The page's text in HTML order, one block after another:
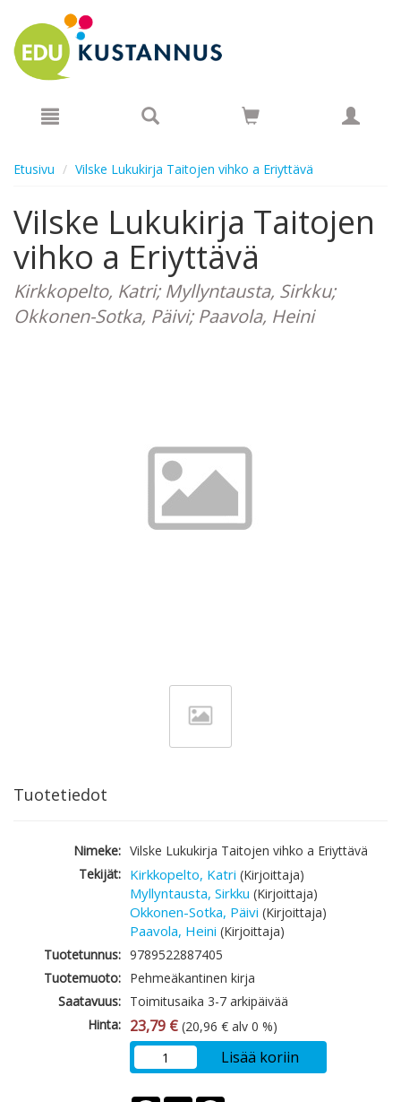
Etusivu Vilske Lukukirja Taitojen vihko a Eriyttävä
Vilske Lukukirja Taitojen
vihko a Eriyttävä
Kirkkopelto, Katri; Myllyntausta, Sirkku;
Okkonen-Sotka, Päivi; Paavola, Heini
Tuotetiedot
Nimeke: Vilske Lukukirja Taitojen vihko a Eriyttävä
Tekijät: Kirkkopelto, Katri (Kirjoittaja)
Myllyntausta, Sirkku (Kirjoittaja)
Okkonen-Sotka, Päivi (Kirjoittaja)
Paavola, Heini (Kirjoittaja)
Tuotetunnus: 9789522887405
Tuotemuoto: Pehmeäkantinen kirja
Saatavuus: Toimitusaika 3-7 arkipäivää
Hinta: 23,79 € (20,96 € alv 0 %)
Lisää koriin